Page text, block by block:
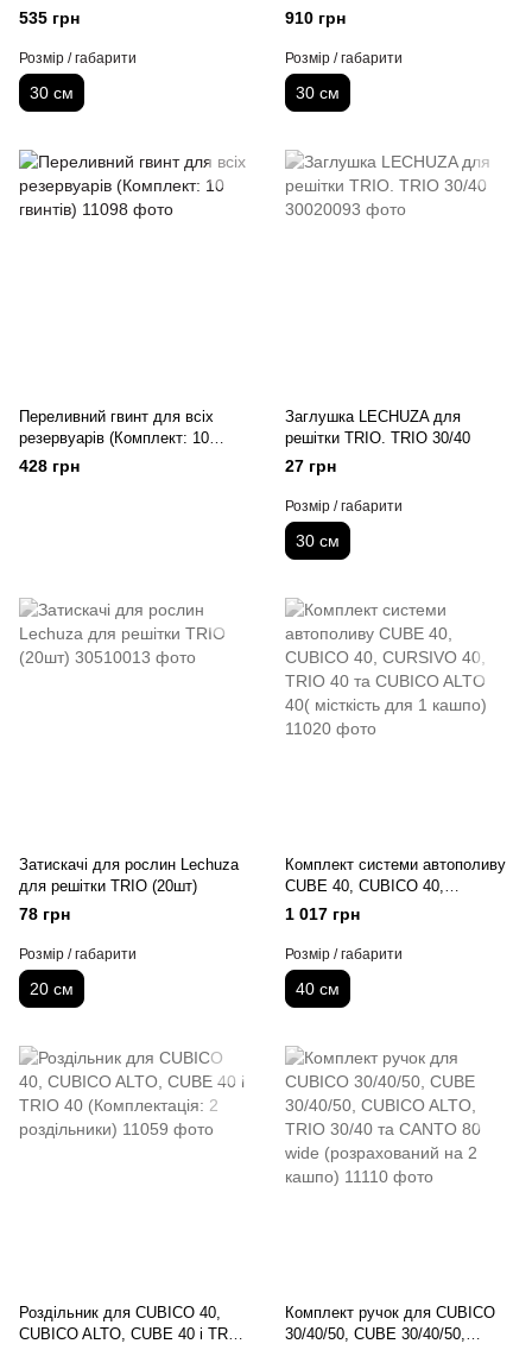
роздільники)
535 грн
Розмір / габарити
30 см
30(комплект для 1 кашпо)
910 грн
Розмір / габарити
30 см
Переливний гвинт для всіх
резервуарів (Комплект: 10
гвинтів)
428 грн
Заглушка LECHUZA для
решітки TRIO. TRIO 30/40
27 грн
Розмір / габарити
30 см
Затискачі для рослин Lechuza
для решітки TRIO (20шт)
78 грн
Розмір / габарити
20 см
Комплект системи автополиву
CUBE 40, CUBICO 40,
CURSIVO 40, TRIO 40 та
CUBICO ALTO 40( місткість
для 1 кашпо)
1 017 грн
Розмір / габарити
40 см
Роздільник для CUBICO 40,
CUBICO ALTO, CUBE 40 і TRIO
Комплект ручок для CUBICO
30/40/50, CUBE 30/40/50,